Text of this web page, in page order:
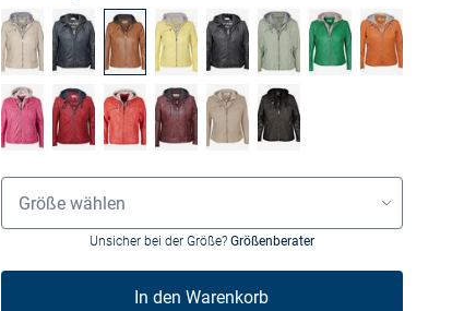
Größenauswahl
Größe wählen
Unsicher bei der Größe? Größenberater
In den Warenkorb